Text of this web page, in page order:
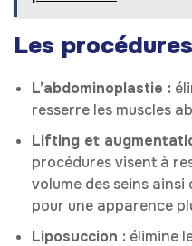
Les
L’abdominoplastie :
resserre les muscles
Lifting et
procédures visent à
volume des seins
pour une apparence
Liposuccion : élimine